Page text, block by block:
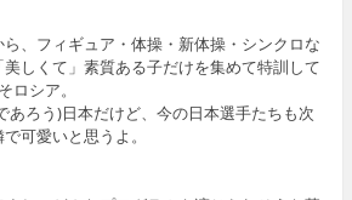
、フィギュア・体操・新体操・シンクロな
しくて」素質ある子だけを集めて特訓して
シア。
あろう)日本だけど、今の日本選手たちも次
可愛いと思うよ。